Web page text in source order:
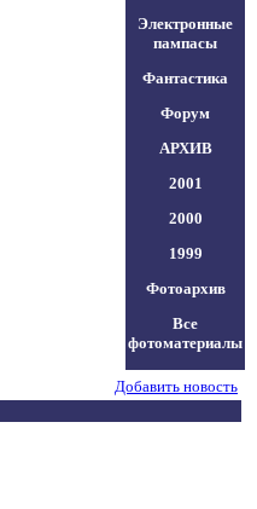
Электронные
пампасы
Фантастика
Форум
АРХИВ
2001
2000
1999
Фотоархив
Все
фотоматериалы
Добавить новость